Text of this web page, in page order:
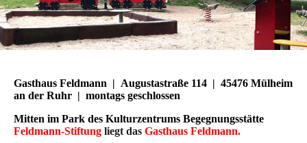
Gasthaus Feldmann | Augustastraße 114 | 45476 Mülheim
an der Ruhr | montags geschlossen
Mitten im Park des Kulturzentrums Begegnungsstätte
Feldmann-Stiftung liegt das Gasthaus Feldmann.